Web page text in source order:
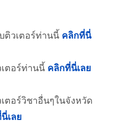
ติวเตอร์ท่านนี้ คลิกที่นี่
ตอร์ท่านนี้ คลิกที่นี่เลย
ตอร์วิชาอื่นๆในจังหวัด
เลย